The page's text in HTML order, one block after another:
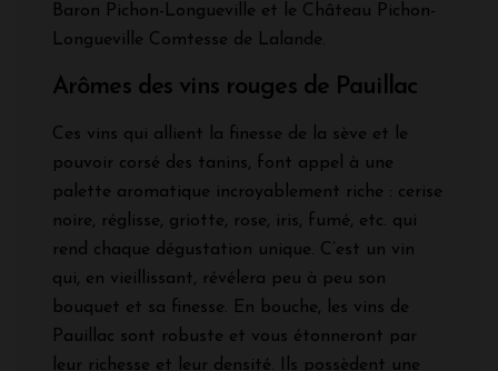
Baron Pichon-Longueville et le Château Pichon-
Longueville Comtesse de Lalande.
Arômes des vins rouges de Pauillac
Ces vins qui allient la finesse de la sève et le
pouvoir corsé des tanins, font appel à une
palette aromatique incroyablement riche : cerise
noire, réglisse, griotte, rose, iris, fumé, etc. qui
rend chaque dégustation unique. C’est un vin
qui, en vieillissant, révélera peu à peu son
bouquet et sa finesse. En bouche, les vins de
Pauillac sont robuste et vous étonneront par
leur richesse et leur densité. Ils possèdent une